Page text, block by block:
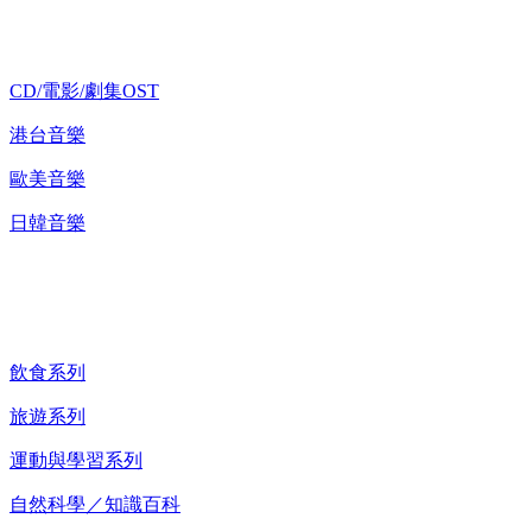
CD/電影/劇集OST
港台音樂
歐美音樂
日韓音樂
飲食系列
旅遊系列
運動與學習系列
自然科學／知識百科